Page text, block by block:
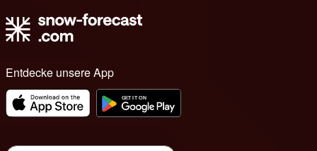
Entdecke unsere App